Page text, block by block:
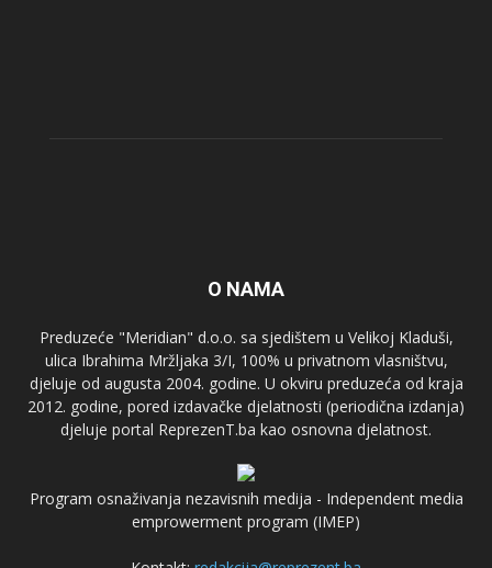
O NAMA
Preduzeće "Meridian" d.o.o. sa sjedištem u Velikoj Kladuši,
ulica Ibrahima Mržljaka 3/I, 100% u privatnom vlasništvu,
djeluje od augusta 2004. godine. U okviru preduzeća od kraja
2012. godine, pored izdavačke djelatnosti (periodična izdanja)
djeluje portal ReprezenT.ba kao osnovna djelatnost.
Program osnaživanja nezavisnih medija - Independent media
emprowerment program (IMEP)